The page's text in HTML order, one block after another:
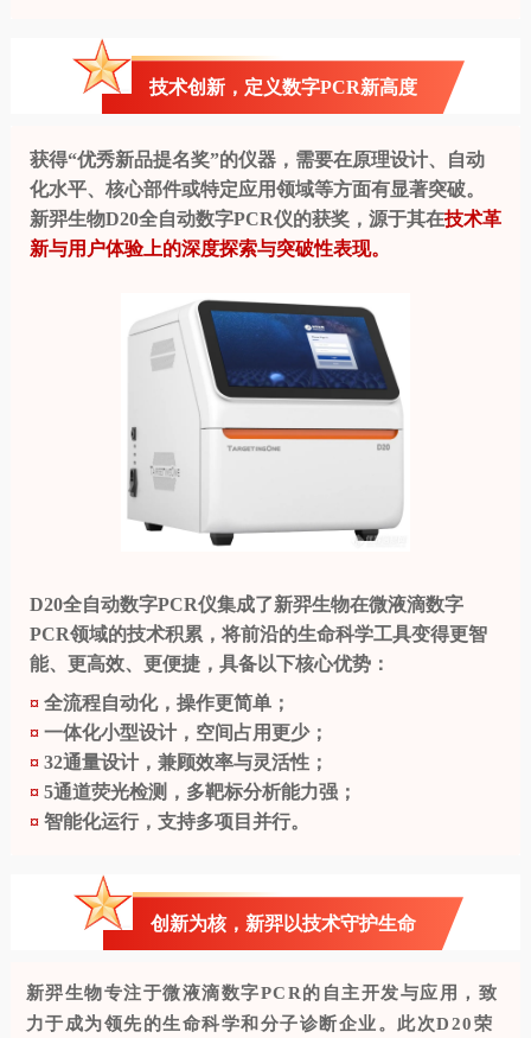
技术创新，定义数字PCR新高度
获得“优秀新品提名奖”的仪器，需要在原理设计、自动
化水平、核心部件或特定应用领域等方面有显著突破。
新羿生物D20全自动数字PCR仪的获奖，源于其在技术革
新与用户体验上的深度探索与突破性表现。
D20全自动数字PCR仪集成了新羿生物在微液滴数字
PCR领域的技术积累，将前沿的生命科学工具变得更智
能、更高效、更便捷，具备以下核心优势：
¤ 全流程自动化，操作更简单；
¤ 一体化小型设计，空间占用更少；
¤ 32通量设计，兼顾效率与灵活性；
¤ 5通道荧光检测，多靶标分析能力强；
¤ 智能化运行，支持多项目并行。
创新为核，新羿以技术守护生命
新羿生物专注于微液滴数字PCR的自主开发与应用，致
力于成为领先的生命科学和分子诊断企业。此次D20荣